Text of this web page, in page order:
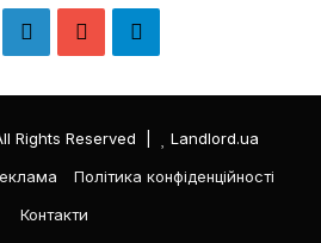
n
k
e
T
л
е
Rights Reserved |
Landlord.ua
Політика конфіденційності
Контакти